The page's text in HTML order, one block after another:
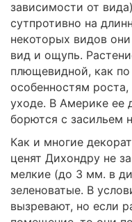
зависимости от
сутпротивно на
некоторых видов
вид и ощупь.
плющевидной, как
особенностям
уходе. В Америке ее
борются с засильем
Как и многие
ценят Дихондру не
мелкие (до 3 мм. в
зеленоватые. В
вызревают, но если